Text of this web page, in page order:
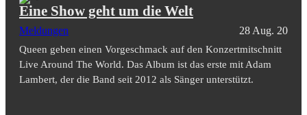
Eine Show geht um die Welt
Meldungen 28 Aug. 20
Queen geben einen Vorgeschmack auf den Konzertmitschnitt
Live Around The World. Das Album ist das erste mit Adam
Lambert, der die Band seit 2012 als Sänger unterstützt.